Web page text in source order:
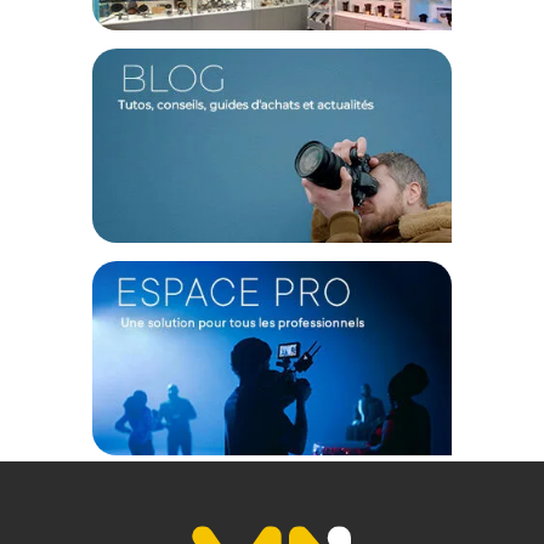
sortie est un 2.8:1.
Une imagerie professionnelle
Cet objectif est capable de suivre une résolution 8K. Avec une
compression d'arrière-plan et un bokeh ovale magnifique.
Vous disposez de deux bagues crantées. Les échelles
métriques et impériales sont toutes deux gravées. À l'avant, il
est possible de monter un filtre de filetage 82 mm. Un pas de
vis 1/4 pouce est disponible.
Caractéristiques de l'objectif anamorphique plein
format Sirui Venus 100mm T2.9 1.6x monture Canon RF :
TECHNIQUE
Type : Anamorphique